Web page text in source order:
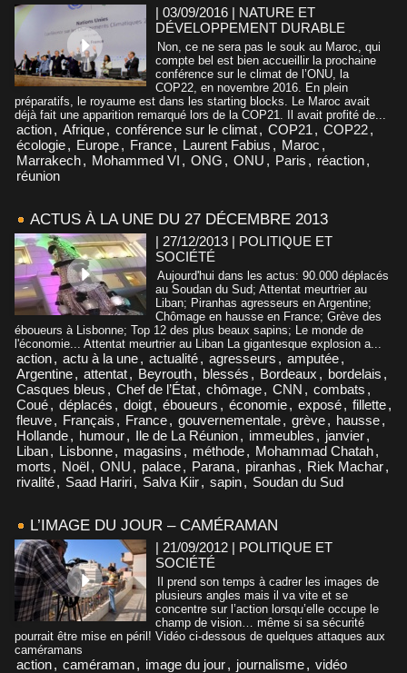
| 03/09/2016 | NATURE ET
DÉVELOPPEMENT DURABLE
Non, ce ne sera pas le souk au Maroc, qui
compte bel est bien accueillir la prochaine
conférence sur le climat de l’ONU, la
COP22, en novembre 2016. En plein
préparatifs, le royaume est dans les starting blocks. Le Maroc avait
déjà fait une apparition remarqué lors de la COP21. Il avait profité de...
action, Afrique, conférence sur le climat, COP21 , COP22,
écologie, Europe, France, Laurent Fabius , Maroc ,
Marrakech, Mohammed VI , ONG , ONU , Paris , réaction,
réunion
ACTUS À LA UNE DU 27 DÉCEMBRE 2013
| 27/12/2013 | POLITIQUE ET
SOCIÉTÉ
Aujourd'hui dans les actus: 90.000 déplacés
au Soudan du Sud; Attentat meurtrier au
Liban; Piranhas agresseurs en Argentine;
Chômage en hausse en France; Grève des
éboueurs à Lisbonne; Top 12 des plus beaux sapins; Le monde de
l'économie... Attentat meurtrier au Liban La gigantesque explosion a...
action, actu à la une, actualité, agresseurs , amputée,
Argentine, attentat, Beyrouth, blessés , Bordeaux , bordelais ,
Casques bleus , Chef de l’État, chômage, CNN , combats ,
Coué, déplacés , doigt, éboueurs , économie, exposé, fillette,
fleuve, Français , France, gouvernementale, grève, hausse,
Hollande, humour, Ile de La Réunion, immeubles , janvier,
Liban, Lisbonne, magasins , méthode, Mohammad Chatah,
morts , Noël, ONU , palace, Parana, piranhas , Riek Machar,
rivalité, Saad Hariri, Salva Kiir, sapin, Soudan du Sud
L’IMAGE DU JOUR – CAMÉRAMAN
| 21/09/2012 | POLITIQUE ET
SOCIÉTÉ
Il prend son temps à cadrer les images de
plusieurs angles mais il va vite et se
concentre sur l’action lorsqu’elle occupe le
champ de vision… même si sa sécurité
pourrait être mise en péril! Vidéo ci-dessous de quelques attaques aux
caméramans
action, caméraman, image du jour, journalisme, vidéo